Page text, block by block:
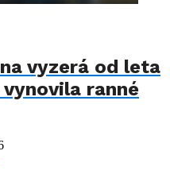
vyzerá od leta
ranné